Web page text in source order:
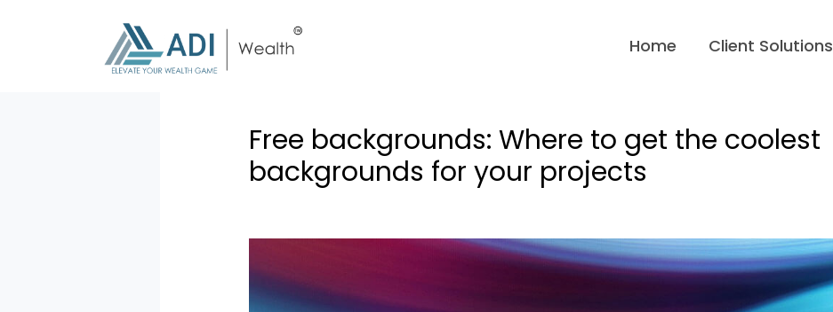
Home Client Solutions
Free backgrounds: Where to get the coolest
backgrounds for your projects